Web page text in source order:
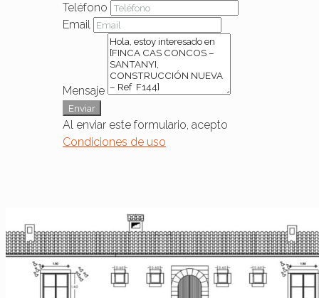
Teléfono
Email
Mensaje
Enviar
Al enviar este formulario, acepto
Condiciones de uso